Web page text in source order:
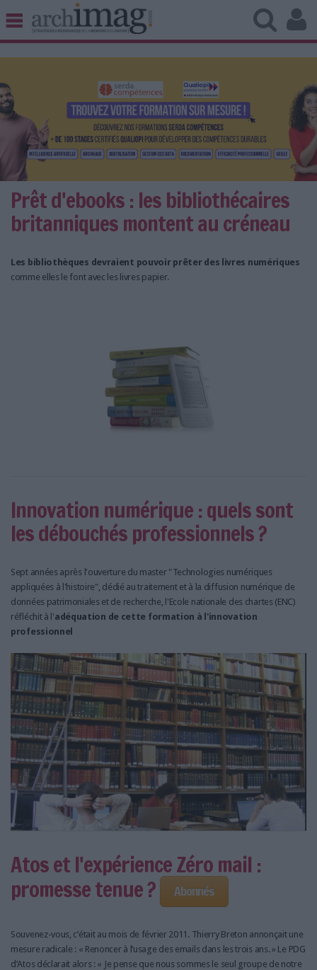
BIBLIOTHÈQUE ÉDITION
UNIVERS DATA
TRAVAIL COLLABORATIF
VIE NUMÉRIQUE
NUMÉRIQUE RESPONSABLE
LES DOSSIERS
LES NEWSLETTERS
Prêt d'ebooks : les bibliothécaires
britanniques montent au créneau
Les bibliothèques devraient pouvoir prêter des livres numériques
comme elles le font avec les livres papier.
Innovation numérique : quels sont
les débouchés professionnels ?
Sept années après l'ouverture du master "Technologies numériques
appliquées à l'histoire", dédié au traitement et à la diffusion numérique de
données patrimoniales et de recherche, l'Ecole nationale des chartes (ENC)
réfléchit à l'adéquation de cette formation à l'innovation
professionnel
Atos et l'expérience Zéro mail :
promesse tenue ?
Abonnés
Souvenez-vous, c’était au mois de février 2011. Thierry Breton annonçait une
mesure radicale : « Renoncer à l’usage des emails dans les trois ans. » Le PDG
d’Atos déclarait alors : « Je pense que nous sommes le seul groupe de notre